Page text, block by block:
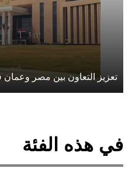
تعزيز التعاون بين مصر
في هذه الفئة